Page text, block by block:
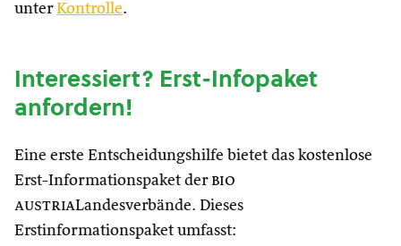
unterKontrolle.
Interessiert? Erst-Infopaket
anfordern!
Eine erste Entscheidungshilfe bietet das kostenlose
Erst-Informationspaket der bio
austriaLandesverbände. Dieses
Erstinformationspaket umfasst: